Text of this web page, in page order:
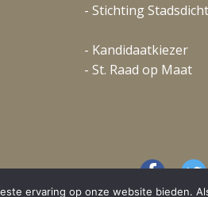
- Stichting
- Kandidaatkiezer
- St. Raad op Maat
ervaring op onze website bieden.